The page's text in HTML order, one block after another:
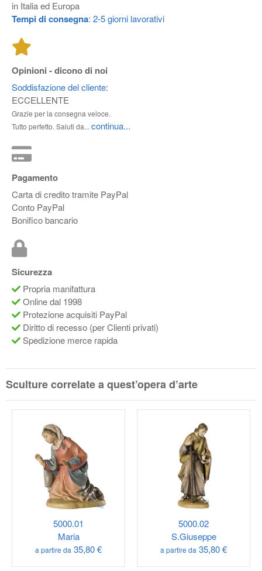
in Italia ed Europa
Tempi di consegna: 2-5 giorni lavorativi
Opinioni - dicono di noi
Soddisfazione del cliente:
ECCELLENTE
Grazie per la consegna veloce.
Tutto perfetto. Saluti da... continua...
Pagamento
Carta di credito tramite PayPal
Conto PayPal
Bonifico bancario
Sicurezza
Propria manifattura
Online dal 1998
Protezione acquisiti PayPal
Diritto di recesso (per Clienti privati)
Spedizione merce rapida
Sculture correlate a quest’opera d’arte
5000.01
Maria
a partire da 35,80 €
5000.02
S.Giuseppe
a partire da 35,80 €